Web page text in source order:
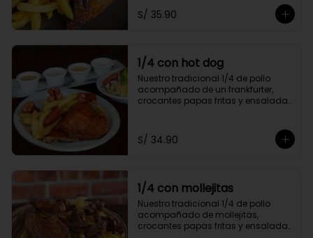
S/ 35.90
1/4 con hot dog
Nuestro tradicional 1/4 de pollo
acompañado de un frankfurter,
crocantes papas fritas y ensalada
S/ 34.90
1/4 con mollejitas
Nuestro tradicional 1/4 de pollo
acompañado de mollejitas,
crocantes papas fritas y ensalada